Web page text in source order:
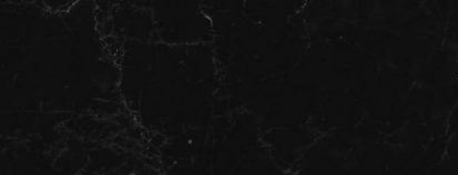
Su tugev elutahe väsis,